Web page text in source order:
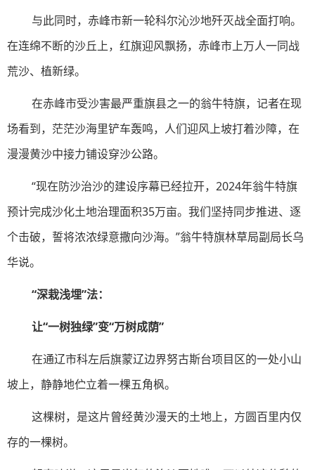
与此同时，赤峰市新一轮科尔沁沙地歼灭战全面打响。
在连绵不断的沙丘上，红旗迎风飘扬，赤峰市上万人一同战
荒沙、植新绿。
在赤峰市受沙害最严重旗县之一的翁牛特旗，记者在现
场看到，茫茫沙海里铲车轰鸣，人们迎风上坡打着沙障，在
漫漫黄沙中接力铺设穿沙公路。
“现在防沙治沙的建设序幕已经拉开，2024年翁牛特旗
预计完成沙化土地治理面积35万亩。我们坚持同步推进、逐
个击破，誓将浓浓绿意撒向沙海。”翁牛特旗林草局副局长乌
华说。
“深栽浅埋”法：
让“一树独绿”变“万树成荫”
在通辽市科左后旗蒙辽边界努古斯台项目区的一处小山
坡上，静静地伫立着一棵五角枫。
这棵树，是这片曾经黄沙漫天的土地上，方圆百里内仅
存的一棵树。